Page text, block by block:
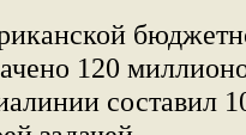
120
составил